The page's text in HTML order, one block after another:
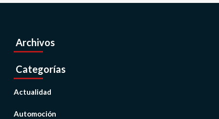
Archivos
Categorías
Actualidad
Automoción